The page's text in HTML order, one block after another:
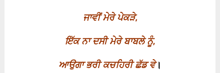
ਜਾਵੀਂ ਮੇਰੇ ਪੇਕੜੇ,
ਇੱਕ ਨਾ ਦਸੀ ਮੇਰੇ ਬਾਬਲੇ ਨੂੰ,
ਆਉਗਾ ਭਰੀ ਕਚਹਿਰੀ ਛੱਡ ਵੇ।